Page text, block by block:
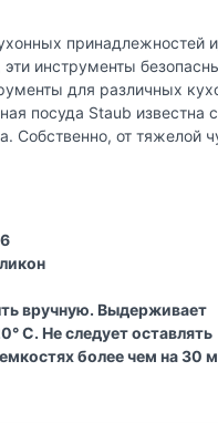
принадлежностей
эти инструменты
для различных
посуда Staub
Собственно, от тяжелой
вручную. Выдерживает
С. Не следует оставлять
более чем на 30